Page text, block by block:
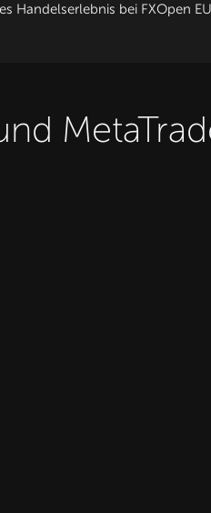
Handelserlebnis bei FXOpen